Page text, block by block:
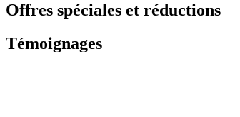
Offres spéciales et réductions
Témoignages